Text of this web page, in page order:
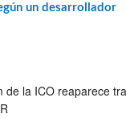
un desarrollador
de la ICO reaparece